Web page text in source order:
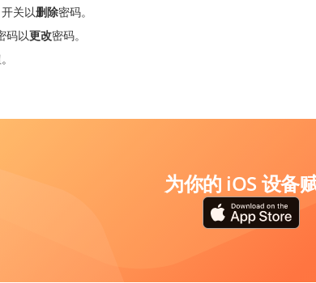
开关以删除密码。
码以更改密码。
为你的 iOS 设备